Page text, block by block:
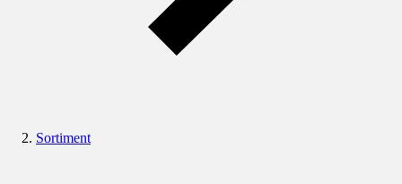
Sortiment